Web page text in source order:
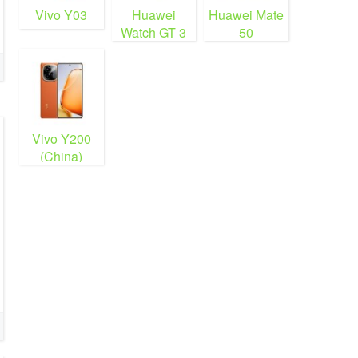
Vivo Y03
Huawei
Watch GT 3
Huawei Mate
50
Vivo Y200
(China)